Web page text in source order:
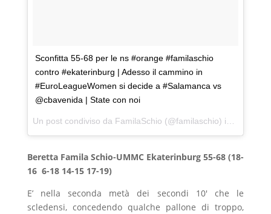
Sconfitta 55-68 per le ns #orange #familaschio
contro #ekaterinburg | Adesso il cammino in
#EuroLeagueWomen si decide a #Salamanca vs
@cbavenida | State con noi
Un post condiviso da FamilaSchio (@familaschio) in data:
Beretta Famila Schio-UMMC Ekaterinburg 55-68 (18-
16 6-18 14-15 17-19)
E’ nella seconda metà dei secondi 10′ che le
scledensi, concedendo qualche pallone di troppo,